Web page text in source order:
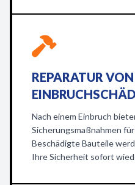
REPARATUR VON
Nach einem Einbruch
Sicherungsmaßnahmen
Beschädigte Bauteile
Ihre Sicherheit sofort